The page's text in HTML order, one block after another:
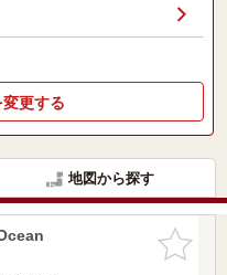
更する
地図から探す
お気に入
りに追加